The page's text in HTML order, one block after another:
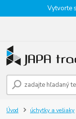
Vytvorte
Úvod úchytky a vešiaky